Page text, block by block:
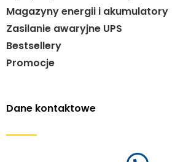
Magazyny energii i akumulatory
Zasilanie awaryjne UPS
Bestsellery
Promocje
Dane kontaktowe